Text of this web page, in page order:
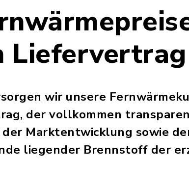
Liefervertrag
wir unsere
der vollkommen
der Marktentwicklung sowie
liegender Brennstoff der